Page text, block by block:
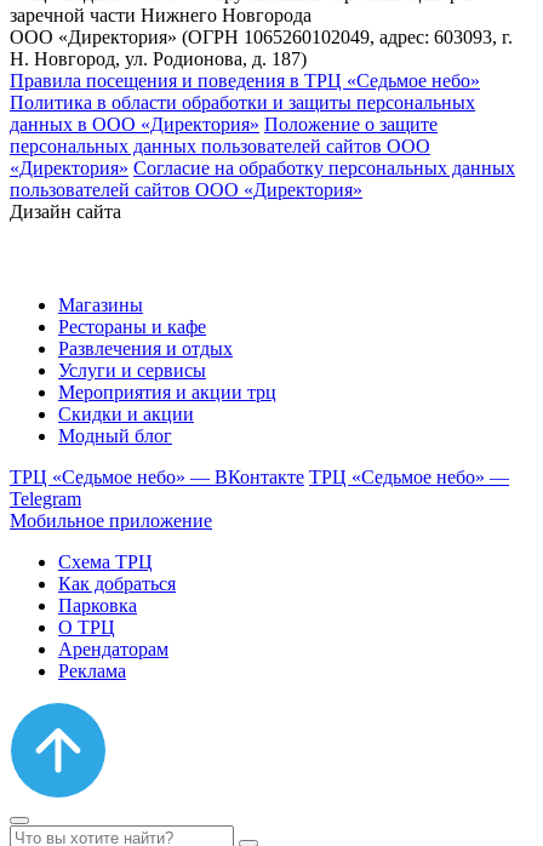
заречной части Нижнего Новгорода
ООО «Директория» (ОГРН 1065260102049, адрес: 603093, г.
Н. Новгород, ул. Родионова, д. 187)
Правила посещения и поведения в ТРЦ «Седьмое небо»
Политика в области обработки и защиты персональных
данных в ООО «Директория» Положение о защите
персональных данных пользователей сайтов ООО
«Директория» Согласие на обработку персональных данных
пользователей сайтов ООО «Директория»
Дизайн сайта
Магазины
Рестораны и кафе
Развлечения и отдых
Услуги и сервисы
Мероприятия и акции трц
Скидки и акции
Модный блог
ТРЦ «Седьмое небо» — ВКонтакте ТРЦ «Седьмое небо» —
Telegram
Мобильное приложение
Схема ТРЦ
Как добраться
Парковка
О ТРЦ
Арендаторам
Реклама